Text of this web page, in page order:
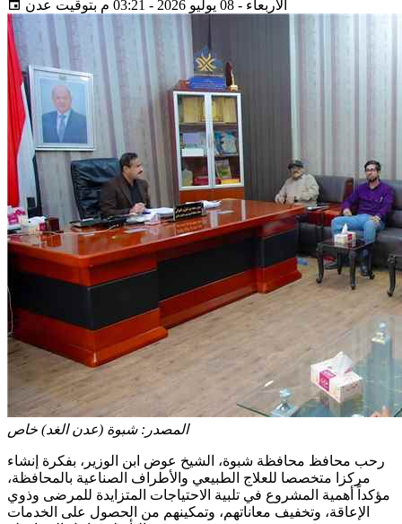
الأربعاء - 08 يوليو 2026 - 03:21 م بتوقيت عدن
المصدر:شبوة (عدن الغد) خاص
رحب محافظ محافظة شبوة، الشيخ عوض ابن الوزير، بفكرة إنشاء
مركزا متخصصا للعلاج الطبيعي والأطراف الصناعية بالمحافظة،
مؤكداً أهمية المشروع في تلبية الاحتياجات المتزايدة للمرضى وذوي
الإعاقة، وتخفيف معاناتهم، وتمكينهم من الحصول على الخدمات